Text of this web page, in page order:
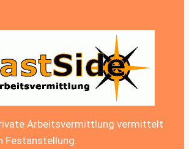
Arbeitsvermittlung vermittelt
Festanstellung.